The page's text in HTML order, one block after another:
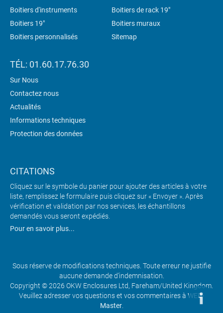
Boitiers d'instruments
Boitiers de rack 19"
Boitiers 19"
Boitiers muraux
Boitiers personnalisés
Sitemap
TÉL: 01.60.17.76.30
Sur Nous
Contactez nous
Actualités
Informations techniques
Protection des données
CITATIONS
Cliquez sur le symbole du panier pour ajouter des articles à votre
liste, remplissez le formulaire puis cliquez sur « Envoyer ». Après
vérification et validation par nos services, les échantillons
demandés vous seront expédiés.
Pour en savoir plus...
Sous réserve de modifications techniques. Toute erreur ne justifie
aucune demande d’indemnisation.
Copyright © 2026 OKW Enclosures Ltd, Fareham/United Kingdom.
Veuillez adresser vos questions et vos commentaires à WEB-
Master.